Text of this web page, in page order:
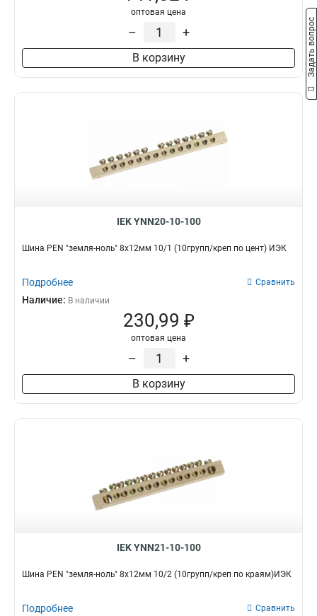
оптовая цена
– +
В корзину
IEK YNN20-10-100
Шина PEN "земля-ноль" 8х12мм 10/1 (10групп/креп по цент) ИЭК
Подробнее Сравнить
Наличие: В наличии
230,99 ₽
оптовая цена
– +
В корзину
IEK YNN21-10-100
Шина PEN "земля-ноль" 8х12мм 10/2 (10групп/креп по краям)ИЭК
Подробнее Сравнить
Задать вопрос